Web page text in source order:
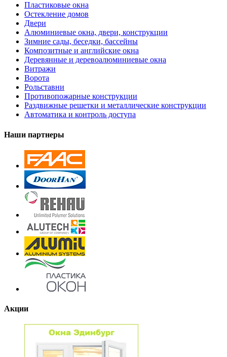
Пластиковые окна
Остекление домов
Двери
Алюминиевые окна, двери, конструкции
Зимние сады, беседки, бассейны
Композитные и английские окна
Деревянные и деревоалюминиевые окна
Витражи
Ворота
Рольставни
Противопожарные конструкции
Раздвижные решетки и металлические конструкции
Автоматика и контроль доступа
Наши партнеры
Акции